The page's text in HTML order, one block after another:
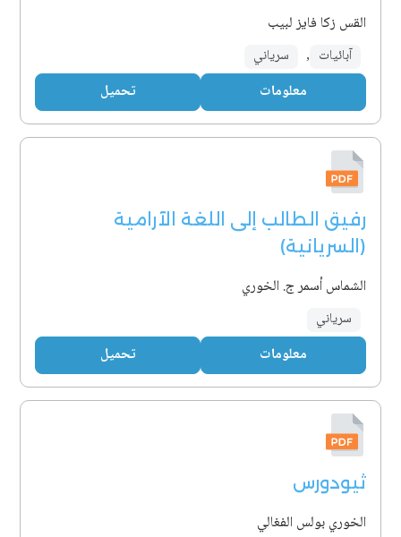
القس زكا فايز لبيب
آبائيات , سرياني
معلومات تحميل
رفيق الطالب إلى اللغة الآرامية
(السريانية)
الشماس أسمر ج. الخوري
سرياني
معلومات تحميل
ثيودورس
الخوري بولس الفغالي